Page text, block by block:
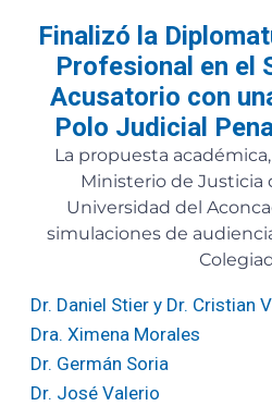
Finalizó la
Profesional en el
Acusatorio con
Polo Judicial
La propuesta
Ministerio de Justicia
Universidad del
simulaciones de
Dr. Daniel Stier y Dr. Cristian
Dra. Ximena Morales
Dr. Germán Soria
Dr. José Valerio